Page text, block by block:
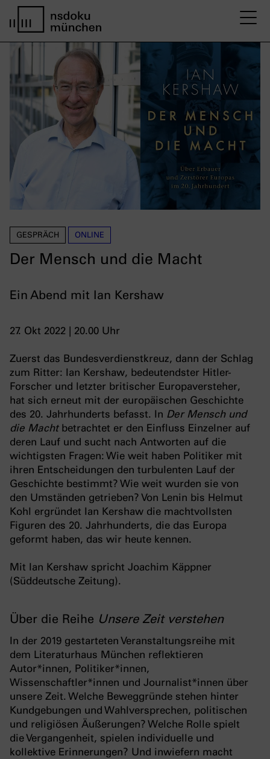
GESPRÄCH ONLINE
Der Mensch und die Macht
Ein Abend mit Ian Kershaw
27. Okt 2022 | 20.00 Uhr
Zuerst das Bundesverdienstkreuz, dann der Schlag
zum Ritter: Ian Kershaw, bedeutendster Hitler-
Forscher und letzter britischer Europaversteher,
hat sich erneut mit der europäischen Geschichte
des 20. Jahrhunderts befasst. In Der Mensch und
die Machtbetrachtet er den Einfluss Einzelner auf
deren Lauf und sucht nach Antworten auf die
wichtigsten Fragen: Wie weit haben Politiker mit
ihren Entscheidungen den turbulenten Lauf der
Geschichte bestimmt? Wie weit wurden sie von
den Umständen getrieben? Von Lenin bis Helmut
Kohl ergründet Ian Kershaw die machtvollsten
Figuren des 20. Jahrhunderts, die das Europa
geformt haben, das wir heute kennen.
Mit Ian Kershaw spricht Joachim Käppner
(Süddeutsche Zeitung).
Über die Reihe Unsere Zeit verstehen
In der 2019 gestarteten Veranstaltungsreihe mit
dem Literaturhaus München reflektieren
Autor*innen, Politiker*innen,
Wissenschaftler*innen und Journalist*innen über
unsere Zeit. Welche Beweggründe stehen hinter
Kundgebungen und Wahlversprechen, politischen
und religiösen Äußerungen? Welche Rolle spielt
die Vergangenheit, spielen individuelle und
kollektive Erinnerungen? Und inwiefern macht